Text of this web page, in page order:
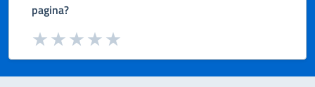
pagina?
Valuta da 1 a 5 stelle la pagina
Valuta 5 stelle su 5
Valuta 4 stelle su 5
Valuta 3 stelle su 5
Valuta 2 stelle su 5
Valuta 1 stelle su 5